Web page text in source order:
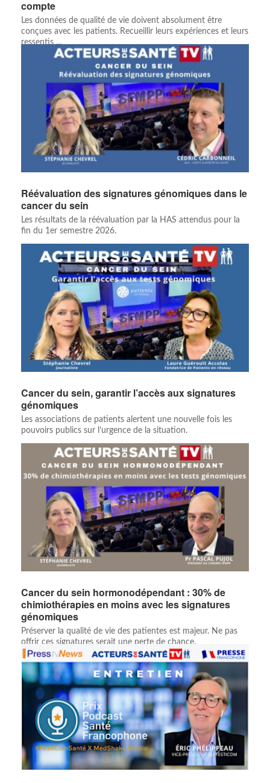
compte
Les données de qualité de vie doivent absolument être
conçues avec les patients. Recueillir leurs expériences et leurs
ressentis ...
Réévaluation des signatures génomiques dans le
cancer du sein
Les résultats de la réévaluation par la HAS attendus pour la
fin du 1er semestre 2026.
Cancer du sein, garantir l’accès aux signatures
génomiques
Les associations de patients alertent une nouvelle fois les
pouvoirs publics sur l’urgence de la situation.
Cancer du sein hormonodépendant : 30% de
chimiothérapies en moins avec les signatures
génomiques
Préserver la qualité de vie des patientes est majeur. Ne pas
offrir ces signatures serait une perte de chance.